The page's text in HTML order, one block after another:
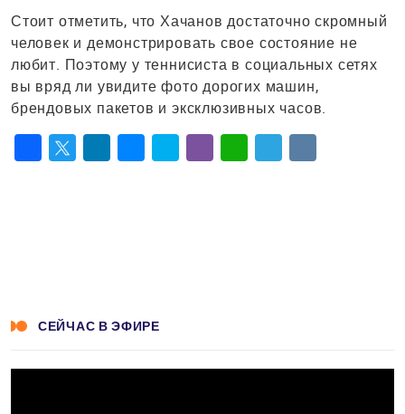
Стоит отметить, что Хачанов достаточно скромный
человек и демонстрировать свое состояние не
любит. Поэтому у теннисиста в социальных сетях
вы вряд ли увидите фото дорогих машин,
брендовых пакетов и эксклюзивных часов.
СЕЙЧАС В ЭФИРЕ